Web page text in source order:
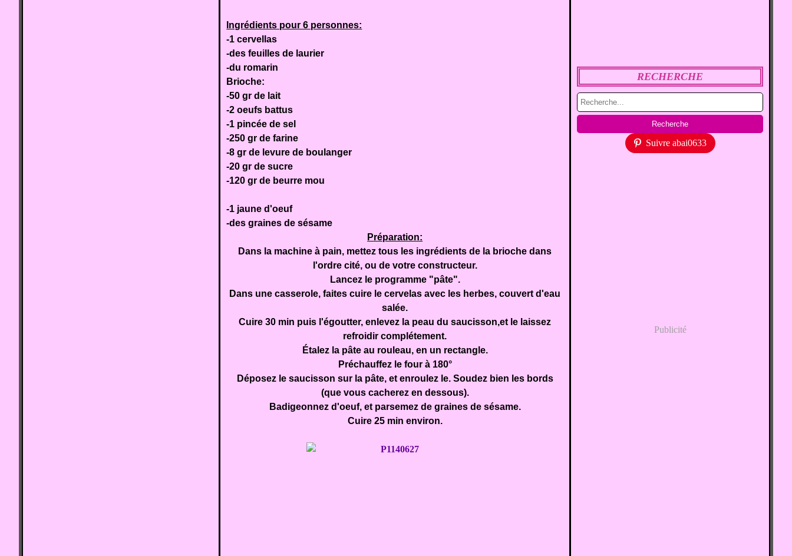
Ingrédients pour 6 personnes:
-1 cervellas
-des feuilles de laurier
-du romarin
Brioche:
-50 gr de lait
-2 oeufs battus
-1 pincée de sel
-250 gr de farine
-8 gr de levure de boulanger
-20 gr de sucre
-120 gr de beurre mou
-1 jaune d'oeuf
-des graines de sésame
Préparation:
Dans la machine à pain, mettez tous les ingrédients de la brioche dans
l'ordre cité, ou de votre constructeur.
Lancez le programme "pâte".
Dans une casserole, faites cuire le cervelas avec les herbes, couvert d'eau
salée.
Cuire 30 min puis l'égoutter, enlevez la peau du saucisson,et le laissez
refroidir complétement.
Étalez la pâte au rouleau, en un rectangle.
Préchauffez le four à 180°
Déposez le saucisson sur la pâte, et enroulez le. Soudez bien les bords
(que vous cacherez en dessous).
Badigeonnez d'oeuf, et parsemez de graines de sésame.
Cuire 25 min environ.
RECHERCHE
Suivre abai0633
Publicité